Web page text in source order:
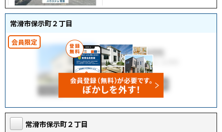
常滑市保示町２丁目
常滑市保示町２丁目